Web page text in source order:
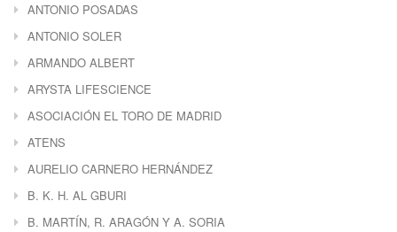
ANTONIO POSADAS
ANTONIO SOLER
ARMANDO ALBERT
ARYSTA LIFESCIENCE
ASOCIACIÓN EL TORO DE MADRID
ATENS
AURELIO CARNERO HERNÁNDEZ
B. K. H. AL GBURI
B. MARTÍN, R. ARAGÓN Y A. SORIA